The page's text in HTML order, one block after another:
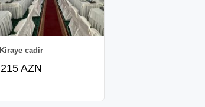
Kiraye cadir
215 AZN